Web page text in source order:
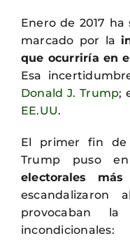
Enero de 2017
marcado por la
que ocurriría en
Esa
Donald J. Trump;
EE.UU.
El primer fin de
Trump puso
electorales más
provocaban
incondicionales: